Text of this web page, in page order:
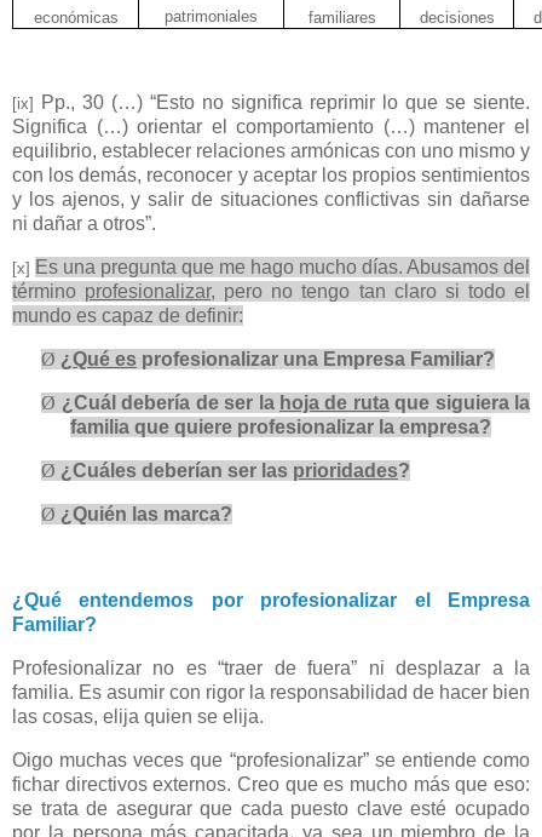
económicas patrimoniales familiares decisiones
[ix]
Pp., 30 (…) “Esto no significa reprimir lo que se siente.
Significa (…) orientar el comportamiento (…) mantener el
equilibrio, establecer relaciones armónicas con uno mismo y
con los demás, reconocer y aceptar los propios sentimientos
y los ajenos, y salir de situaciones conflictivas sin dañarse
ni dañar a otros”.
[x] Es una pregunta que me hago mucho días. Abusamos del
término profesionalizar, pero no tengo tan claro si todo el
mundo es capaz de definir:
Ø ¿Qué es profesionalizar una Empresa Familiar?
Ø ¿Cuál debería de ser la hoja de rutaque siguiera la
familia que quiere profesionalizar la empresa?
Ø ¿Cuáles deberían ser las prioridades?
Ø ¿Quién las marca?
¿Qué entendemos por profesionalizar el Empresa
Familiar?
Profesionalizar no es “traer de fuera” ni desplazar a la
familia. Es asumir con rigor la responsabilidad de hacer bien
las cosas, elija quien se elija.
Oigo muchas veces que “profesionalizar” se entiende como
fichar directivos externos. Creo que es mucho más que eso:
se trata de asegurar que cada puesto clave esté ocupado
por la persona más capacitada, ya sea un miembro de la